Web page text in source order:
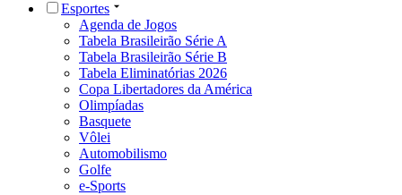
Esportes
Agenda de Jogos
Tabela Brasileirão Série A
Tabela Brasileirão Série B
Tabela Eliminatórias 2026
Copa Libertadores da América
Olimpíadas
Basquete
Vôlei
Automobilismo
Golfe
e-Sports